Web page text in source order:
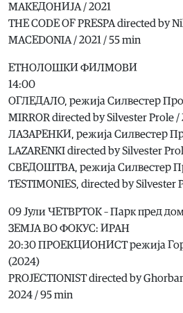
МАКЕДОНИЈА / 2021
THE CODE OF PRESPA directed by
MACEDONIA / 2021 / 55 min
ЕТНОЛОШКИ ФИЛМОВИ
14:00
ОГЛЕДАЛО, режија Силвестер
MIRROR directed by Silvester Prole /
ЛАЗАРЕНКИ, режија Силвестер
LAZARENKI directed by Silvester
СВЕДОШТВА, режија Силвестер
TESTIMONIES, directed by Silvester
09 Јули ЧЕТВРТОК – Парк пред
ЗЕМЈА ВО ФОКУС: ИРАН
20:30 ПРОЕКЦИОНИСТ режија
(2024)
PROJECTIONIST directed by
2024 / 95 min